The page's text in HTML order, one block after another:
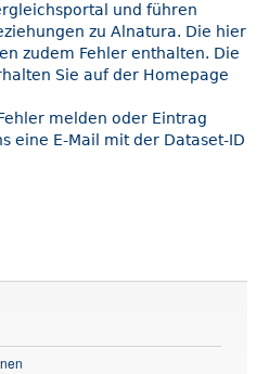
und führen
zu Alnatura. Die hier
zudem Fehler enthalten. Die
Sie auf der Homepage
melden oder Eintrag
eine E-Mail mit der Dataset-ID